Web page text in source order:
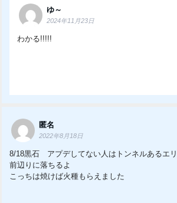
ゆ～
2024年11月23日
わかる!!!!!
匿名
2022年8月18日
8/18黒石 アプデしてない人はトンネルあるエ
前辺りに落ちるよ
こっちは焼けば火種もらえました